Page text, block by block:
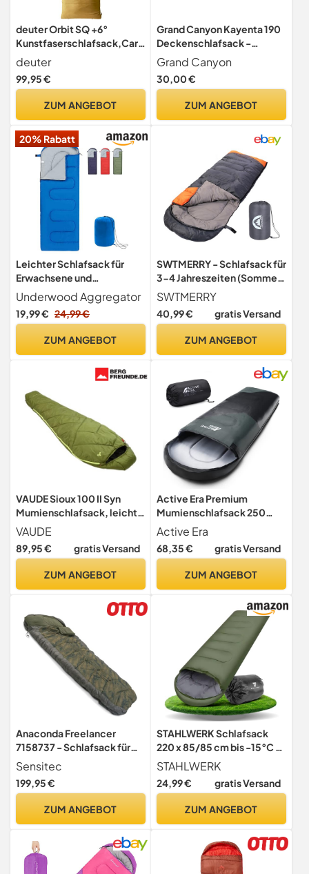
deuter Orbit SQ +6°
Kunstfaserschlafsack,Cara
mel-Teal,Left Zip
deuter
99,95 €
ZUM ANGEBOT
Grand Canyon Kayenta 190
Deckenschlafsack -
Premium Schlafsack für
Outdoor Camping - Limit
13° - Caneel Bay,
Grand Canyon
30,00 €
ZUM ANGEBOT
20% Rabatt
Leichter Schlafsack für
Erwachsene und
Kinder,kleines
packmaß,0.95kg
Underwood Aggregator
19,99 € 24,99 €
ZUM ANGEBOT
SWTMERRY - Schlafsack für
3-4 Jahreszeiten (Sommer,
Frühling, Herbst, Winter)
warmes und kühles Wetter
– leicht, Jugendliche und
Rucksackreisen und
SWTMERRY
40,99 € gratis Versand
ZUM ANGEBOT
VAUDE Sioux 100 II Syn
Mumienschlafsack, leicht –
Avocado
VAUDE
89,95 € gratis Versand
ZUM ANGEBOT
Active Era Premium
Mumienschlafsack 250
GSM, Schlafsack Winter &
Sommer, 0°C bis 15°C,
Indoor und Outdoor
Sleeping Bag
Ultraleicht, Kleines
Packmaß - Schwarz
Active Era
68,35 € gratis Versand
ZUM ANGEBOT
Anaconda Freelancer
7158737 - Schlafsack für
Camping (Größe XXL, bis
-15 °C)
Sensitec
199,95 €
ZUM ANGEBOT
STAHLWERK Schlafsack
220 x 85/85 cm bis -15°C -
Großer Outdoorschlafsack,
330g/m2 Füllung,
extralanger
Mumienschlafsack,
und Winterschlafsack,
STAHLWERK
24,99 € gratis Versand
ZUM ANGEBOT